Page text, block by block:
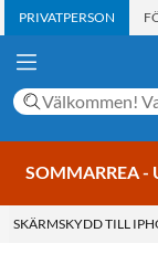
PRIVATPERSON
SOMMARREA -
SKÄRMSKYDD TILL